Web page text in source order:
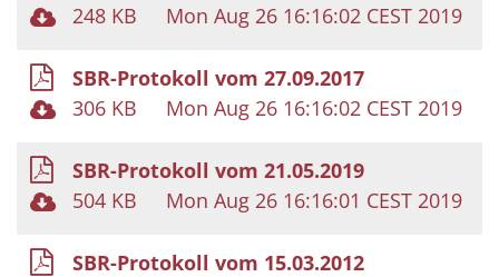
248 KB
Mon Aug 26 16:16:02 CEST 2019
SBR-Protokoll vom 27.09.2017
306 KB
Mon Aug 26 16:16:02 CEST 2019
SBR-Protokoll vom 21.05.2019
504 KB
Mon Aug 26 16:16:01 CEST 2019
SBR-Protokoll vom 15.03.2012